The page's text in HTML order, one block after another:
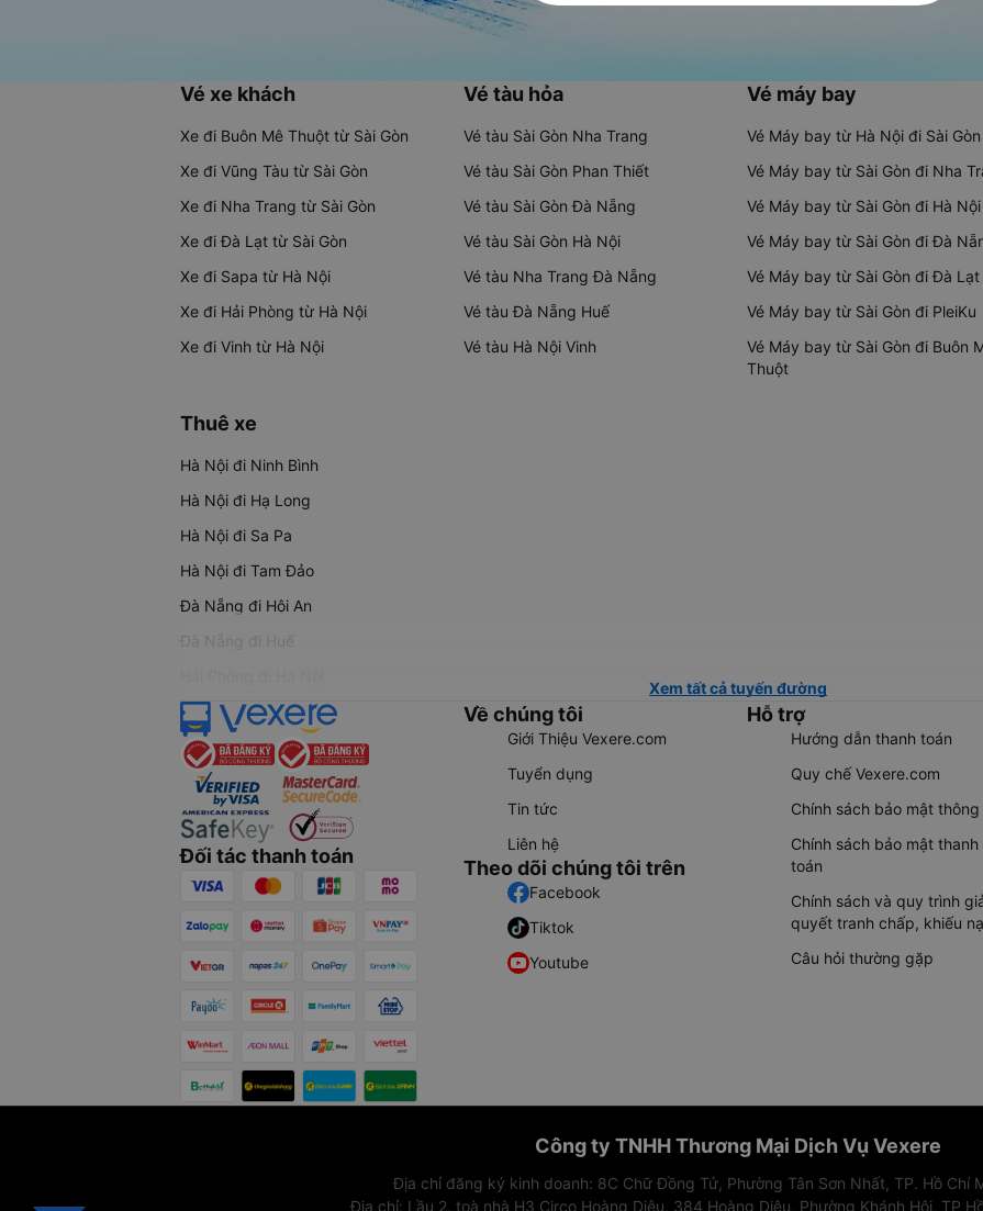
Vé xe khách
Xe đi Buôn Mê Thuột từ Sài Gòn
Xe đi Vũng Tàu từ Sài Gòn
Xe đi Nha Trang từ Sài Gòn
Xe đi Đà Lạt từ Sài Gòn
Xe đi Sapa từ Hà Nội
Xe đi Hải Phòng từ Hà Nội
Xe đi Vinh từ Hà Nội
Vé tàu hỏa
Vé tàu Sài Gòn Nha Trang
Vé tàu Sài Gòn Phan Thiết
Vé tàu Sài Gòn Đà Nẵng
Vé tàu Sài Gòn Hà Nội
Vé tàu Nha Trang Đà Nẵng
Vé tàu Đà Nẵng Huế
Vé tàu Hà Nội Vinh
Vé máy bay
Vé Máy bay từ Hà Nội đi Sài Gòn
Vé Máy bay từ Sài Gòn đi Nha
Vé Máy bay từ Sài Gòn đi Hà Nội
Vé Máy bay từ Sài Gòn đi Đà
Vé Máy bay từ Sài Gòn đi Đà Lạt
Vé Máy bay từ Sài Gòn đi PleiKu
Vé Máy bay từ Sài Gòn đi Buôn
Thuột
Thuê xe
Hà Nội đi Ninh Bình
Hà Nội đi Hạ Long
Hà Nội đi Sa Pa
Hà Nội đi Tam Đảo
Đà Nẵng đi Hội An
Đà Nẵng đi Huế
Xem tất cả tuyến đường
Đối tác thanh toán
Về chúng tôi
Giới Thiệu Vexere.com
Tuyển dụng
Tin tức
Liên hệ
Theo dõi chúng tôi trên
Facebook
Tiktok
Youtube
Hỗ trợ
Hướng dẫn thanh toán
Quy chế Vexere.com
Chính sách bảo mật thông
Chính sách bảo mật thanh
toán
Chính sách và quy trình
quyết tranh chấp, khiếu
Câu hỏi thường gặp
Công ty TNHH Thương Mại Dịch Vụ Vexere
Địa chỉ đăng ký kinh doanh: 8C Chữ Đồng Tử, Phường Tân Sơn Nhất, TP. Hồ Chí
Địa chỉ: Lầu 2, toà nhà H3 Circo Hoàng Diệu, 384 Hoàng Diệu, Phường Khánh Hội, TP